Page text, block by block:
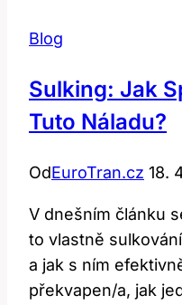
Blog
Sulking: Jak
Tuto Náladu?
OdEuroTran.cz 18.
V dnešním článku
to vlastně
a jak s ním
překvapen/a, jak